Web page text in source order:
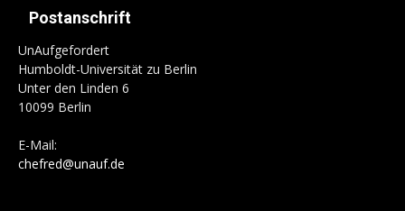
Postanschrift
UnAufgefordert
Humboldt-Universität zu Berlin
Unter den Linden 6
10099 Berlin
E-Mail:
chefred@unauf.de